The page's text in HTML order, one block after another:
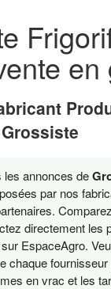
en
annonces de
par nos
directement les
EspaceAgro.
chaque
en vrac et les